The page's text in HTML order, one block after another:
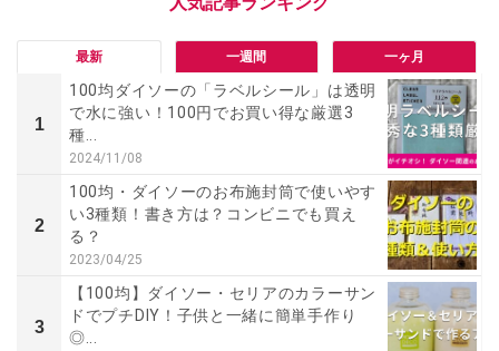
最新 一週間 一ヶ月
1
100均ダイソーの「ラベルシール」は透明
で水に強い！100円でお買い得な厳選3
種...
2024/11/08
2
100均・ダイソーのお布施封筒で使いやす
い3種類！書き方は？コンビニでも買え
る？
2023/04/25
3
【100均】ダイソー・セリアのカラーサン
ドでプチDIY！子供と一緒に簡単手作り
◎...